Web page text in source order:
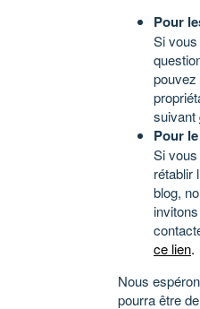
Pour
Si
pouvez
suivant
Pour
Si
rétablir
blog,
ce lien.
Nous
pourra être